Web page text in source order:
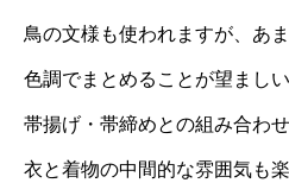
鳥の文様も使われますが、あ
色調でまとめることが望まし
帯揚げ・帯締めとの組み合わ
衣と着物の中間的な雰囲気も楽